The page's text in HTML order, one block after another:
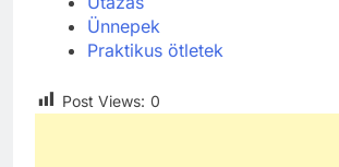
Ünnepek
Praktikus ötletek
Post Views: 0